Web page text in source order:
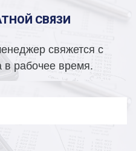
СВЯЗИ
свяжется с
в рабочее время.